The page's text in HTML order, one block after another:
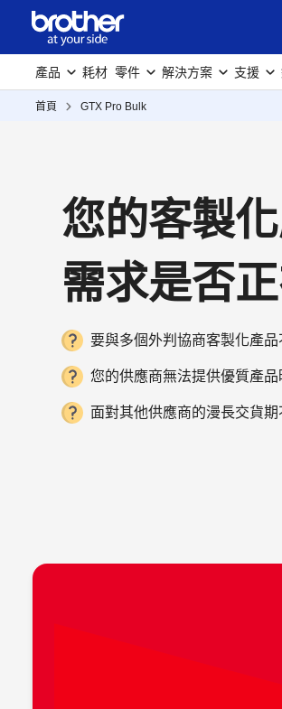
產品 耗材 零件 解決方案 支援
首頁 GTX Pro Bulk
您的客製
需求是否
要與多個外判協商客製化產品
您的供應商無法提供優質產品
面對其他供應商的漫長交貨期